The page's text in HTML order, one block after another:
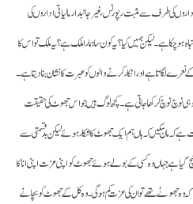
اداروں کی طرف سے مثبت رپورٹس، غیر جانبدار مالیاتی اداروں کی
چکا ہے۔ لیکن ہمیں کیا؟ یہ کون سا ہمارا ملک ہے؟ یہ ملک تو اس کا
لگاتا ہے اور انکار کرنے والوں کو عبرت کا نشان بنا دیتا ہے۔
ہی نوچ نوچ کر کھا جاتی ہے۔ کچھ لوگ ہیں جو اس جھوٹ کی حقیقت
کہ مان سکیں کہ ہاں ہم ایک جھوٹ کا شکار ہوئے لیکن بدقسمتی سے
گیا ہے جہاں وہ کسی کے بولے ہوئے جھوٹ کو اپنی عزت اپنی انا کا
کہ وہ جھوٹے تھے تو ان کی عزت کم ہوگی۔ وہ کل کے جھوٹ کو بچانے